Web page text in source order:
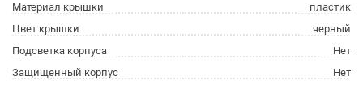
Материал крышки
пластик
Цвет крышки
черный
Подсветка корпуса
Нет
Защищенный корпус
Нет